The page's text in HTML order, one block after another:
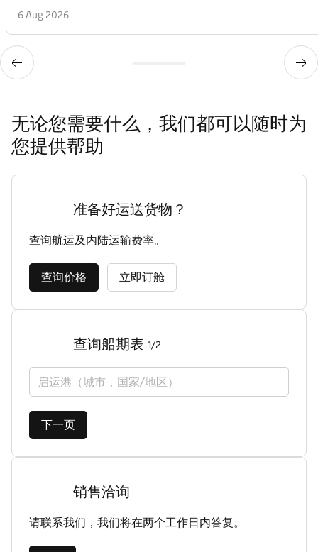
6 Aug 2026
无论您需要什么，我们都可以随时为
您提供帮助
准备好运送货物？
查询航运及内陆运输费率。
查询价格 立即订舱
查询船期表 1/2
启运港（城市，国家/地区）
下一页
销售洽询
请联系我们，我们将在两个工作日内答复。